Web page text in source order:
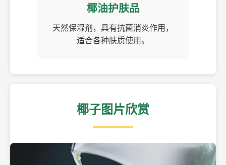
椰油护肤品
天然保湿剂，具有抗菌消炎作用，
适合各种肤质使用。
椰子图片欣赏